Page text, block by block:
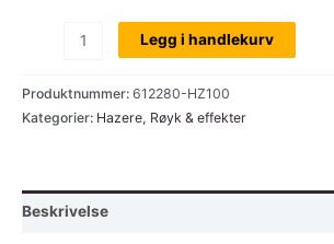
100
hazer
Legg i handlekurv
Produktnummer: 612280-HZ100
Kategorier: Hazere, Røyk & effekter
Beskrivelse